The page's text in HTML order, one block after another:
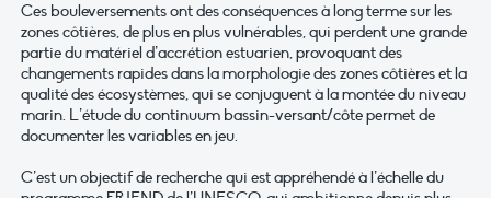
Ces bouleversements ont des conséquences à long terme sur les
zones côtières, de plus en plus vulnérables, qui perdent une grande
partie du matériel d’accrétion estuarien, provoquant des
changements rapides dans la morphologie des zones côtières et la
qualité des écosystèmes, qui se conjuguent à la montée du niveau
marin. L’étude du continuum bassin-versant/côte permet de
documenter les variables en jeu.
C’est un objectif de recherche qui est appréhendé à l’échelle du